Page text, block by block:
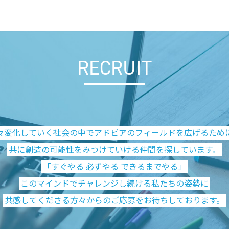
RECRUIT
変化していく社会の中でアドピアのフィールドを広げるため
共に創造の可能性をみつけていける仲間を探しています。
「すぐやる 必ずやる できるまでやる」
このマインドでチャレンジし続ける私たちの姿勢に
共感してくださる方々からのご応募をお待ちしております。